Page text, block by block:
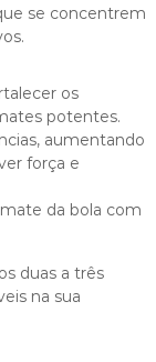
se concentrem
os
potentes.
aumentando
força e
da bola com
duas a três
na sua